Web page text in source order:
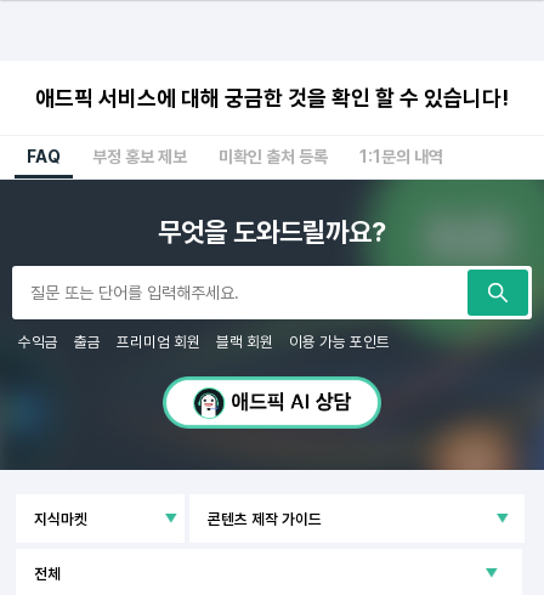
애드픽 서비스에 대해 궁금한 것을 확인 할 수 있습니다!
FAQ 부정 홍보 제보 미확인 출처 등록 1:1문의 내역
무엇을 도와드릴까요?
수익금 출금 프리미엄 회원 블랙 회원 이용 가능 포인트